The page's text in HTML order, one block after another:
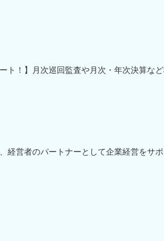
ト！】月次巡回監査や月次・年次決算な
経営者のパートナーとして企業経営をサポ